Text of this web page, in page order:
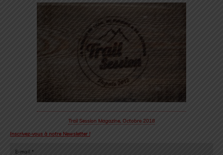
Trail Session Magazine, Octobre 2018
Inscrivez-vous à notre Newsletter !
E-mail *